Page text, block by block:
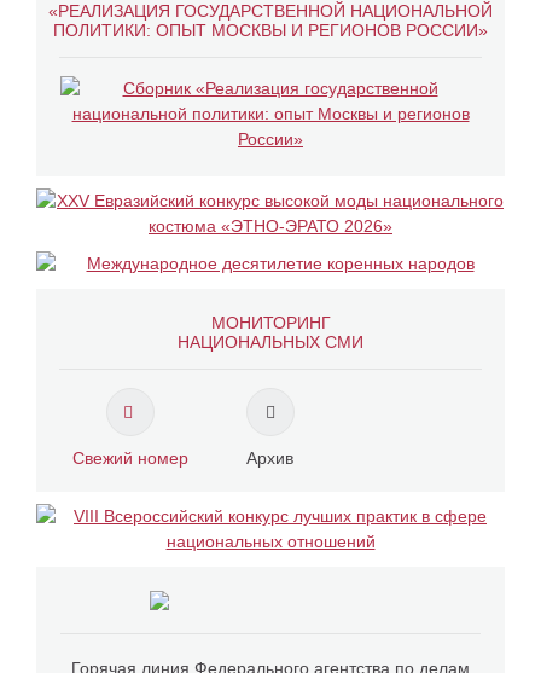
«РЕАЛИЗАЦИЯ ГОСУДАРСТВЕННОЙ НАЦИОНАЛЬНОЙ
ПОЛИТИКИ: ОПЫТ МОСКВЫ И РЕГИОНОВ РОССИИ»
МОНИТОРИНГ
НАЦИОНАЛЬНЫХ СМИ
Свежий номер Архив
Горячая линия Федерального агентства по делам